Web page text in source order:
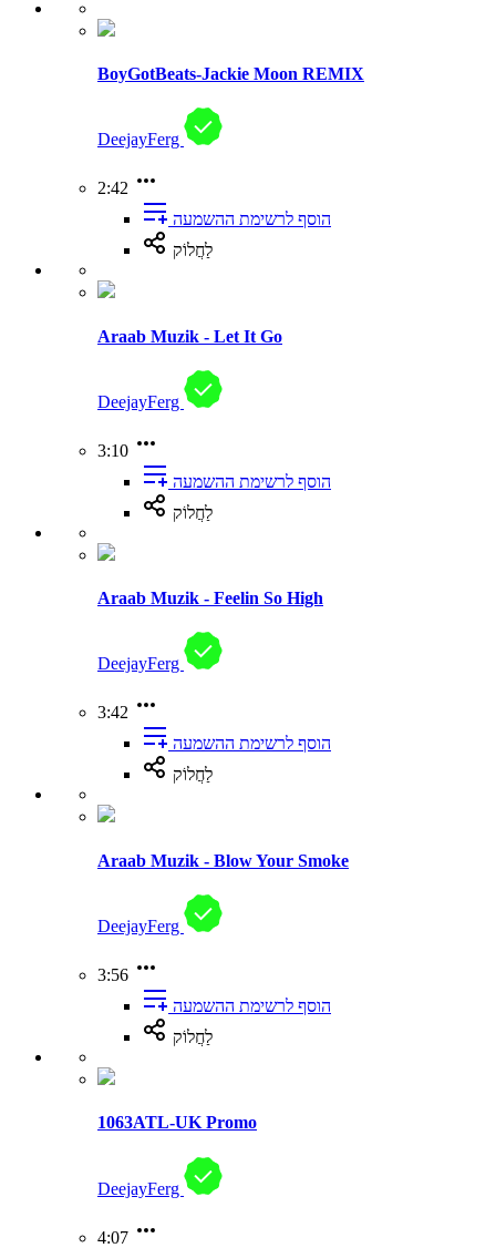
BoyGotBeats-Jackie Moon REMIX
DeejayFerg
2:42
הוסף לרשימת ההשמעה
לַחֲלוֹק
Araab Muzik - Let It Go
DeejayFerg
3:10
הוסף לרשימת ההשמעה
לַחֲלוֹק
Araab Muzik - Feelin So High
DeejayFerg
3:42
הוסף לרשימת ההשמעה
לַחֲלוֹק
Araab Muzik - Blow Your Smoke
DeejayFerg
3:56
הוסף לרשימת ההשמעה
לַחֲלוֹק
1063ATL-UK Promo
DeejayFerg
4:07